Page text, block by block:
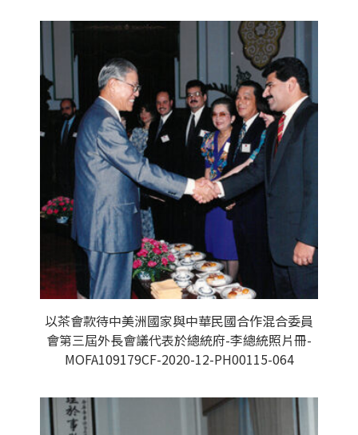
以茶會款待中美洲國家與中華民國合作混合委員
會第三屆外長會議代表於總統府-李總統照片冊-
MOFA109179CF-2020-12-PH00115-064